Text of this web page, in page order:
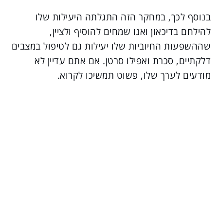
בנוסף לכך, במחקר הזה התגלתה היעילות שלו
להילחם בדיכאון ואנו שמחים להוסיף ולציין,
שההשפעות החיוביות שלו יעילות גם לטיפול במצבים
דלקתיים, סכרת ואפילו סרטן. אם אתם עדיין לא
מודעים לערך שלו, פשוט תמשיכו לקרוא.